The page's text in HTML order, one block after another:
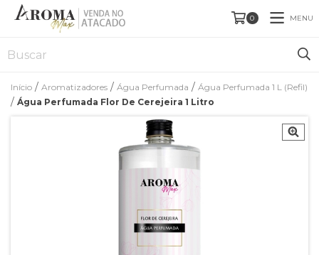
0 MENU
Início / Aromatizadores / Água Perfumada / Água Perfumada 1 L (Refil)
/ Água Perfumada Flor De Cerejeira 1 Litro